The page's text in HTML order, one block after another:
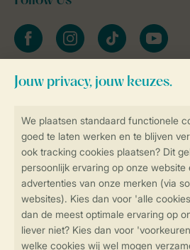
Veilig en snel online boeken
Veilige gegevensoverdracht
Veilige betaling
facebookinstagramtiktok youtube
Blijf op de hoogte